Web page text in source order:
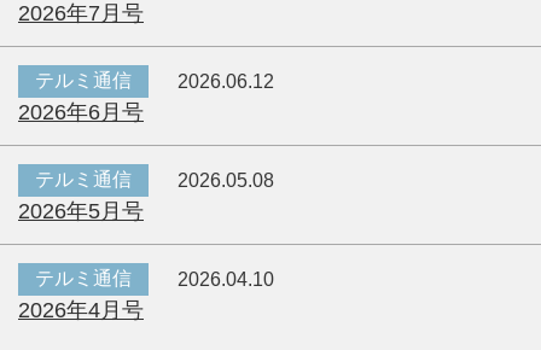
2026年7月号
テルミ通信 2026.06.12
2026年6月号
テルミ通信 2026.05.08
2026年5月号
テルミ通信 2026.04.10
2026年4月号